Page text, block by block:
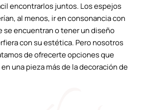
encontrarlos juntos. Los espejos
al menos, ir en consonancia con
se encuentran o tener un diseño
con su estética. Pero nosotros
de ofrecerte opciones que
una pieza más de la decoración de